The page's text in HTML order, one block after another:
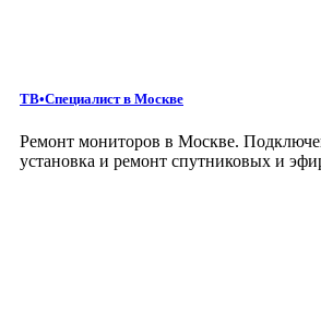
ТВ•Специалиств Москве
Ремонт мониторов в Москве.
установка и ремонт спутниковых и